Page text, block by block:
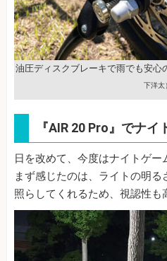
油圧ディスクブレーキで雨でも安心
下洋太
『AIR 20 Pro』でナイ
日を改めて、今度はナイトゲ
まず感じたのは、ライトの明
照らしてくれるため、視認性も